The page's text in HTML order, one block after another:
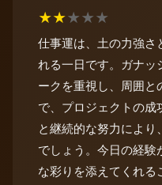
★★★★★
仕事運は、土の力強さ
れる一日です。ガナッ
ークを重視し、周囲と
で、プロジェクトの成
と継続的な努力により
でしょう。今日の経
な彩りを添えてくれる